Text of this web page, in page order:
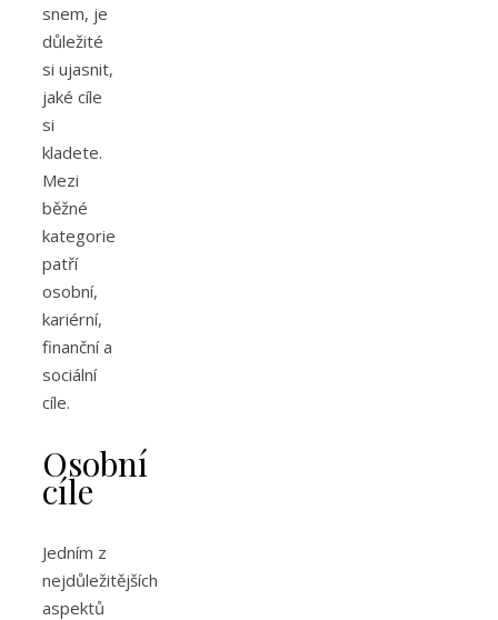
snem, je
důležité
si ujasnit,
jaké cíle
si
kladete.
Mezi
běžné
kategorie
patří
osobní,
kariérní,
finanční a
sociální
cíle.
Osobní
cíle
Jedním z
nejdůležitějších
aspektů